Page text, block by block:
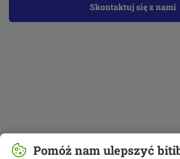
Skontaktuj się z nami
Pomóż nam ulepszyć